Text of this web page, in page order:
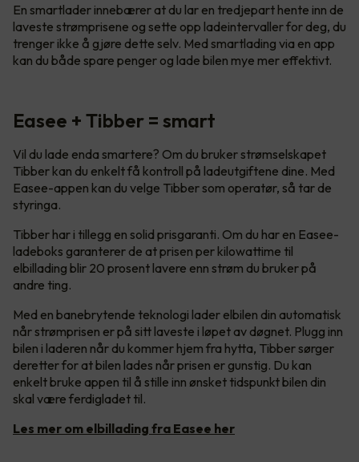
En smartlader innebærer at du lar en tredjepart hente inn de
laveste strømprisene og sette opp ladeintervaller for deg, du
trenger ikke å gjøre dette selv. Med smartlading via en app
kan du både spare penger og lade bilen mye mer effektivt.
Easee + Tibber = smart
Vil du lade enda smartere? Om du bruker strømselskapet
Tibber kan du enkelt få kontroll på ladeutgiftene dine. Med
Easee-appen kan du velge Tibber som operatør, så tar de
styringa.
Tibber har i tillegg en solid prisgaranti. Om du har en Easee-
ladeboks garanterer de at prisen per kilowattime til
elbillading blir 20 prosent lavere enn strøm du bruker på
andre ting.
Med en banebrytende teknologi lader elbilen din automatisk
når strømprisen er på sitt laveste i løpet av døgnet. Plugg inn
bilen i laderen når du kommer hjem fra hytta, Tibber sørger
deretter for at bilen lades når prisen er gunstig. Du kan
enkelt bruke appen til å stille inn ønsket tidspunkt bilen din
skal være ferdigladet til.
Les mer om elbillading fra Easee her